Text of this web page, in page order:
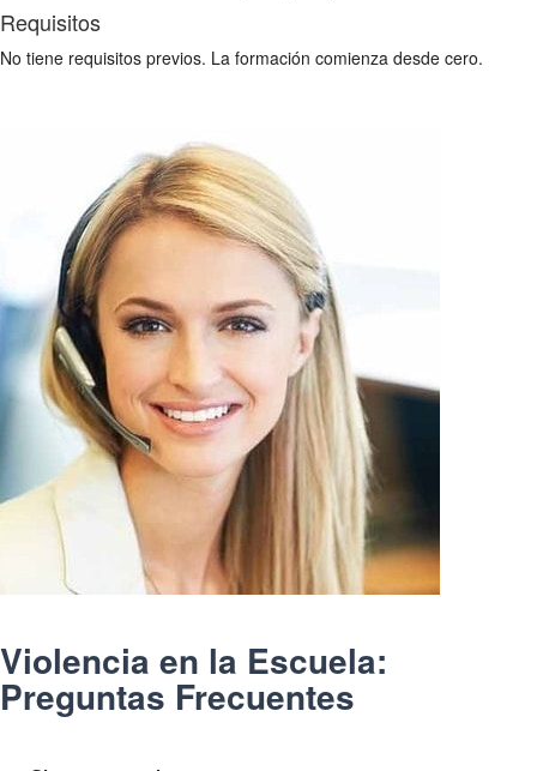
Requisitos
No tiene requisitos previos. La formación comienza desde cero.
Violencia en la Escuela:
Preguntas Frecuentes